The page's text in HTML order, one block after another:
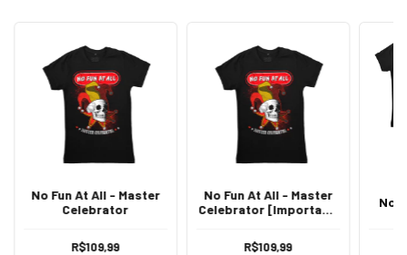
No Fun At All - Master
Celebrator
R$109,99
No Fun At All - Master
Celebrator [Importada
R$109,99
No